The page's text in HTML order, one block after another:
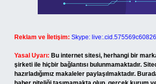
Reklam ve İletişim: Skype:
Yasal Uyarı: Bu internet sitesi, herhangi bir
şirketi ile hiçbir bağlantısı bulunmamaktadır.
hazırladığımız makaleler paylaşılmaktadır.